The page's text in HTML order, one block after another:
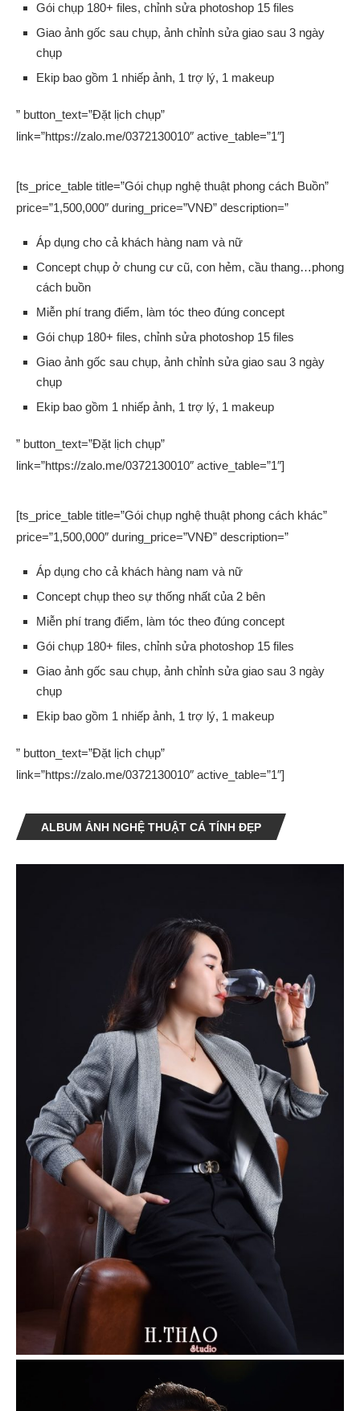
Gói chụp 180+ files, chỉnh sửa photoshop 15 files
Giao ảnh gốc sau chụp, ảnh chỉnh sửa giao sau 3 ngày
chụp
Ekip bao gồm 1 nhiếp ảnh, 1 trợ lý, 1 makeup
” button_text=”Đặt lịch chụp”
link=”https://zalo.me/0372130010″ active_table=”1″]
[ts_price_table title=”Gói chụp nghệ thuật phong cách Buồn”
price=”1,500,000″ during_price=”VNĐ” description=”
Áp dụng cho cả khách hàng nam và nữ
Concept chụp ở chung cư cũ, con hẻm, cầu thang…phong
cách buồn
Miễn phí trang điểm, làm tóc theo đúng concept
Gói chụp 180+ files, chỉnh sửa photoshop 15 files
Giao ảnh gốc sau chụp, ảnh chỉnh sửa giao sau 3 ngày
chụp
Ekip bao gồm 1 nhiếp ảnh, 1 trợ lý, 1 makeup
” button_text=”Đặt lịch chụp”
link=”https://zalo.me/0372130010″ active_table=”1″]
[ts_price_table title=”Gói chụp nghệ thuật phong cách khác”
price=”1,500,000″ during_price=”VNĐ” description=”
Áp dụng cho cả khách hàng nam và nữ
Concept chụp theo sự thống nhất của 2 bên
Miễn phí trang điểm, làm tóc theo đúng concept
Gói chụp 180+ files, chỉnh sửa photoshop 15 files
Giao ảnh gốc sau chụp, ảnh chỉnh sửa giao sau 3 ngày
chụp
Ekip bao gồm 1 nhiếp ảnh, 1 trợ lý, 1 makeup
” button_text=”Đặt lịch chụp”
link=”https://zalo.me/0372130010″ active_table=”1″]
ALBUM ẢNH NGHỆ THUẬT CÁ TÍNH ĐẸP